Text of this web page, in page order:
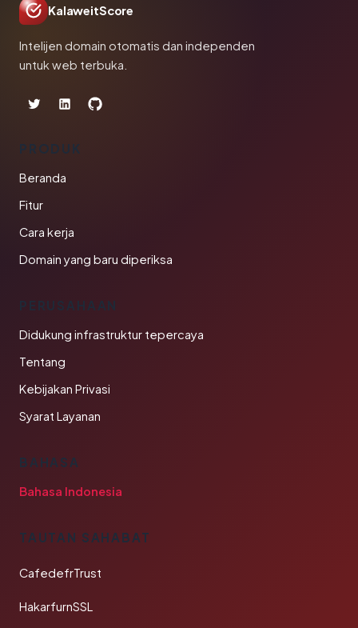
KalaweitScore
Intelijen domain otomatis dan independen
untuk web terbuka.
PRODUK
Beranda
Fitur
Cara kerja
Domain yang baru diperiksa
PERUSAHAAN
Didukung infrastruktur tepercaya
Tentang
Kebijakan Privasi
Syarat Layanan
BAHASA
Bahasa Indonesia
TAUTAN SAHABAT
CafedefrTrust
HakarfurnSSL